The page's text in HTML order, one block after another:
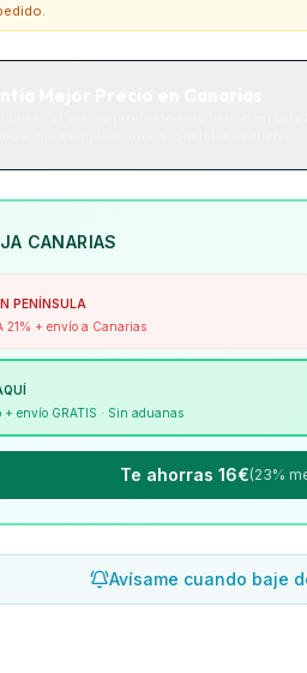
CANARIAS
PENÍNSULA
21% + envío a Canarias
envío GRATIS · Sin aduanas
Te ahorras 16€(23%
Avísame cuando baje